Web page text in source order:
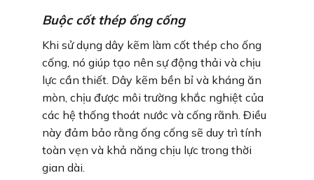
Buộc cốt thép ống cống
Khi sử dụng dây kẽm làm cốt thép cho ống
cống, nó giúp tạo nên sự động thải và chịu
lực cần thiết. Dây kẽm bền bỉ và kháng ăn
mòn, chịu được môi trường khắc nghiệt của
các hệ thống thoát nước và cống rãnh. Điều
này đảm bảo rằng ống cống sẽ duy trì tính
toàn vẹn và khả năng chịu lực trong thời
gian dài.